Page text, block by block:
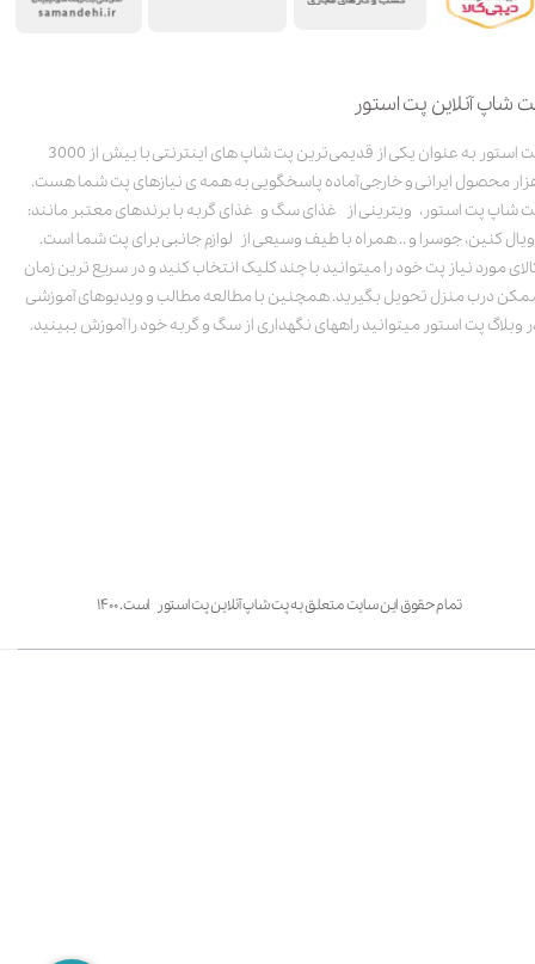
شاپ آنلاین پت استور
پت استور به عنوان یکی از قدیمی‌ترین پت شاپ های اینترنتی با بیش از 3000
محصول ایرانی و خارجی آماده پاسخگویی به همه ی نیازهای پت شما هست.
شاپ پت استور، ویترینی از غذای سگ و غذای گربه با برندهای معتبر مانند:
کنین، جوسرا و .. همراه با طیف وسیعی از لوازم جانبی برای پت شما است.
مورد نیاز پت خود را میتوانید با چند کلیک انتخاب کنید و در سریع ترین زمان
درب منزل تحویل بگیرید. همچنین با مطالعه مطالب و ویدیوهای آموزشی
وبلاگ پت استور میتوانید راههای نگهداری از سگ و گربه خود را آموزش ببینید.
تمام حقوق این سایت متعلق به پت شاپ آنلاین پت استور است. ۱۴۰۰